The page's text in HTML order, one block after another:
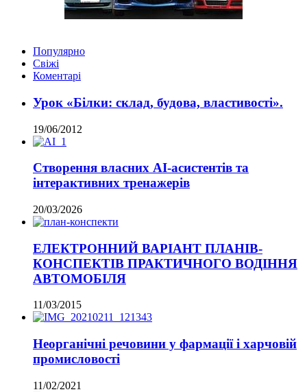
Популярно
Свіжі
Коментарі
Урок «Білки: склад, будова, властивості».
19/06/2012
Створення власних AI-асистентів та
інтерактивних тренажерів
20/03/2026
ЕЛЕКТРОННИЙ ВАРІАНТ ПЛАНІВ-
КОНСПЕКТІВ ПРАКТИЧНОГО ВОДІННЯ
АВТОМОБІЛЯ
11/03/2015
Неорганічні речовини у фармації і харчовій
промисловості
11/02/2021